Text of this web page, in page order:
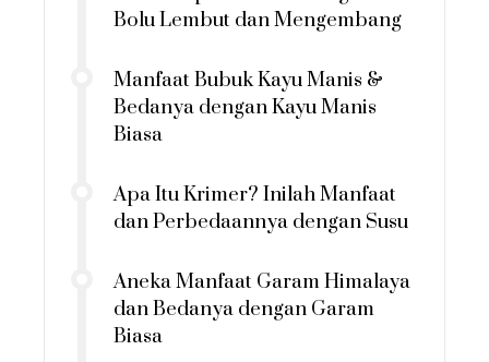
Bolu Lembut dan Mengembang
Manfaat Bubuk Kayu Manis &
Bedanya dengan Kayu Manis
Biasa
Apa Itu Krimer? Inilah Manfaat
dan Perbedaannya dengan Susu
Aneka Manfaat Garam Himalaya
dan Bedanya dengan Garam
Biasa